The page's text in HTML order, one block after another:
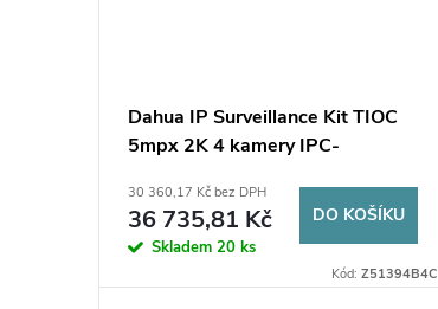
Dahua IP Surveillance Kit TIOC
5mpx 2K 4 kamery IPC-
DVR s diskovou jednotkou pro
nepřetržitý provoz
30 360,17 Kč bez DPH
36 735,81 Kč
Skladem 20 ks
DO KOŠÍKU
Kód:Z51394B4C